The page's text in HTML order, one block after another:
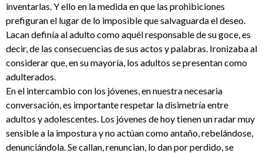
inventarlas. Y ello en la medida en que las prohibiciones
prefiguran el lugar de lo imposible que salvaguarda el deseo.
Lacan definía al adulto como aquél responsable de su goce, es
decir, de las consecuencias de sus actos y palabras. Ironizaba al
considerar que, en su mayoría, los adultos se presentan como
adulterados.
En el intercambio con los jóvenes, en nuestra necesaria
conversación, es importante respetar la disimetría entre
adultos y adolescentes. Los jóvenes de hoy tienen un radar muy
sensible a la impostura y no actúan como antaño, rebelándose,
denunciándola. Se callan, renuncian, lo dan por perdido, se